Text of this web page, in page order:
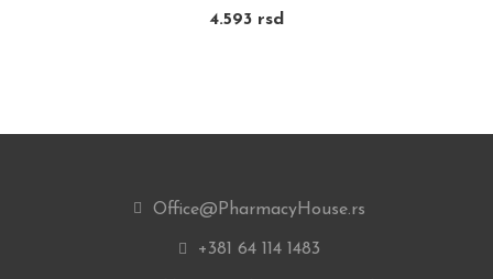
4.593 rsd
Office@PharmacyHouse.rs
+381 64 114 1483